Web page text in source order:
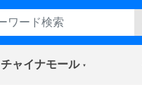
チャイナモール(current)